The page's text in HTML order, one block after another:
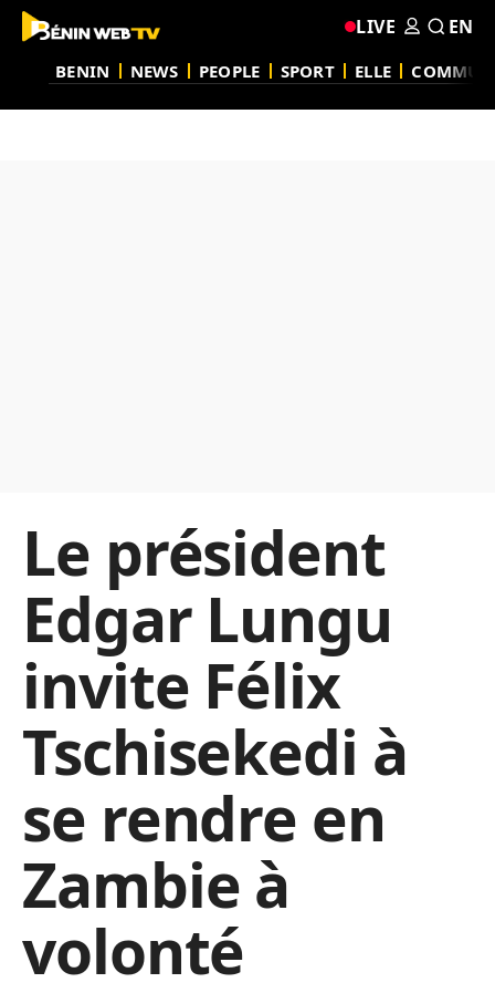
BENIN NEWS PEOPLE SPORT ELLE
LIVE EN
Le président
Edgar Lungu
invite Félix
Tschisekedi à
se rendre en
Zambie à
volonté